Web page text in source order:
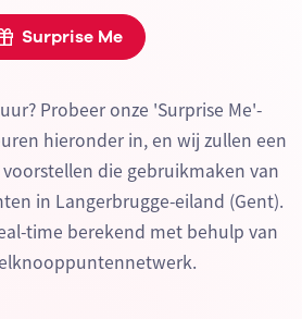
Surprise Me
Probeer onze 'Surprise Me'-
hieronder in, en wij zullen een
die gebruikmaken van
in Langerbrugge-eiland (Gent).
time berekend met behulp van